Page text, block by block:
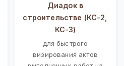
Диадок в
строительстве (КС-2,
КС-3)
для быстрого
визирования актов